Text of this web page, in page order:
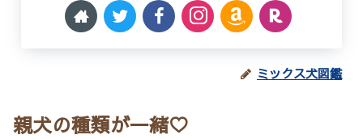
ミックス犬図鑑
親犬の種類が一緒♡